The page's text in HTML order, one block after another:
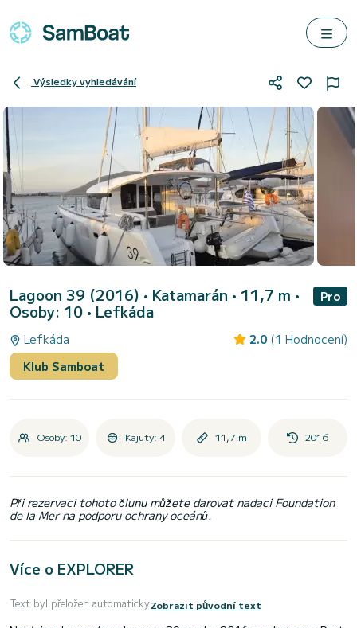
Výsledky vyhledávání
Lagoon 39 (2016) • Katamarán • 11,7 m •
Osoby: 10 • Lefkáda
Pro
Lefkáda 2.0 (1 Hodnocení)
Klub Samboat
Osoby: 10 Kajuty: 4 11,7 m 2016
Při rezervaci tohoto člunu můžete darovat nadaci Foundation
de la Mer na podporu ochrany oceánů.
Více o EXPLORER
Text byl přeložen automatickyZobrazit původní text